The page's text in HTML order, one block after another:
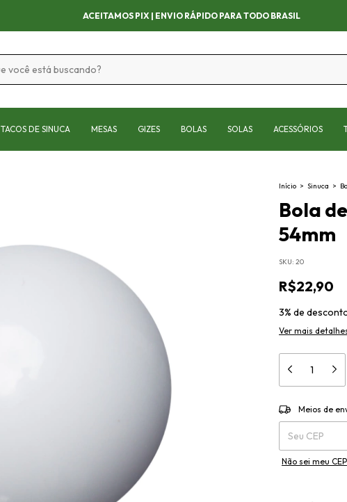
APROVEITE AS OFERTAS POR TEMPO LIMITADO!
TACOS DE SINUCA MESAS GIZES BOLAS SOLAS ACESSÓRIOS
Início > Sinuca >
Bola
54mm
SKU: 20
R$22,90
3% de
Ver mais
Entregas para o
Meios de
Não sei meu CEP